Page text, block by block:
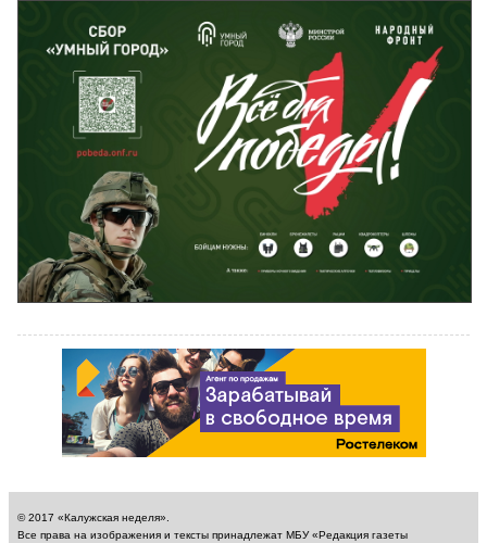
© 2017 «Калужская неделя».
Все права на изображения и тексты принадлежат МБУ «Редакция газеты